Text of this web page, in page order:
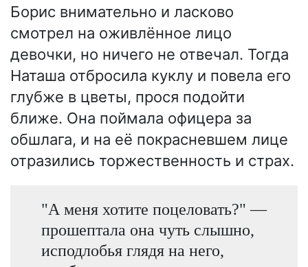
Борис внимательно и ласково
смотрел на оживлённое лицо
девочки, но ничего не отвечал. Тогда
Наташа отбросила куклу и повела его
глубже в цветы, прося подойти
ближе. Она поймала офицера за
обшлага, и на её покрасневшем лице
отразились торжественность и страх.
"А меня хотите поцеловать?" —
прошептала она чуть слышно,
исподлобья глядя на него,